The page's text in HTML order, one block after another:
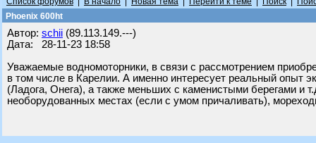
Phoenix 600ht
Автор: schii (89.113.149.---)
Дата: 28-11-23 18:58
Уважаемые водномоторники, в связи с рассмотрением
в том числе в Карелии. А именно интересует реальный опыт
(Ладога, Онега), а также меньших с каменистыми берегами и
необорудованных местах (если с умом причаливать),